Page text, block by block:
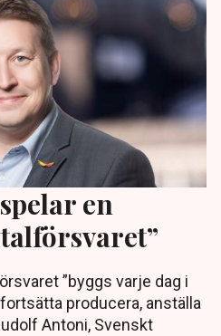
en
”byggs varje dag i
producera, anställa
Antoni, Svenskt